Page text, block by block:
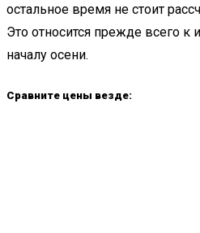
остальное время не стоит
Это относится прежде всего к
началу осени.
Сравните цены везде: